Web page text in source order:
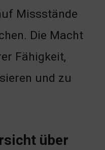
Missstände
Die Macht
Fähigkeit,
und zu
über